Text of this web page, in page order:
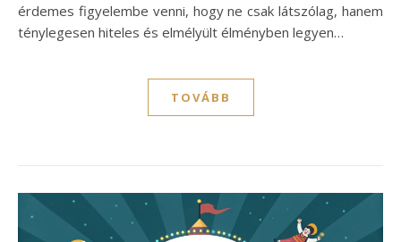
érdemes figyelembe venni, hogy ne csak látszólag, hanem
ténylegesen hiteles és elmélyült élményben legyen…
TOVÁBB